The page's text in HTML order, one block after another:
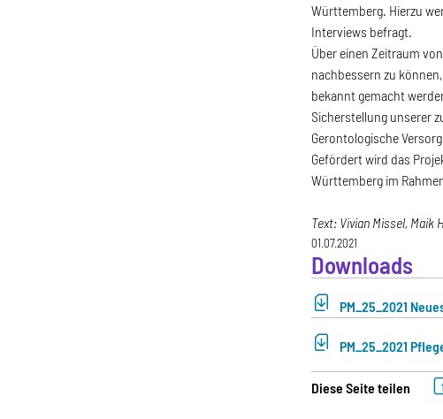
Württemberg. Hierzu
Interviews befragt.
Über einen Zeitraum
nachbessern zu
bekannt gemacht
Sicherstellung unserer
Gerontologische
Gefördert wird das
Württemberg im
Text: Vivian Missel, Maik
01.07.2021
Downloads
PM_25_2021
PM_25_2021
Diese Seite teilen